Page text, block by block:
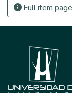
Full item page